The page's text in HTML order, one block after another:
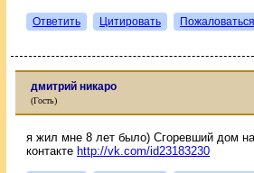
Ответить Цитировать Пожаловаться
дмитрий никаро
(Гость)
я жил мне 8 лет было) Сгоревший дом
контакте http://vk.com/id23183230